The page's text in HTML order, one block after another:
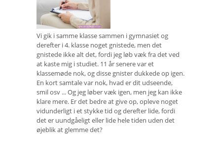
Vi gik i samme klasse sammen i gymnasiet og
derefter i 4. klasse noget gnistede, men det
gnistede ikke alt det, fordi jeg løb væk fra det ved
at kaste mig i studiet. 11 år senere var et
klassemøde nok, og disse gnister dukkede op igen.
En kort samtale var nok, hvad er dit udseende,
smil osv ... Og jeg løber væk igen, men jeg kan ikke
klare mere. Er det bedre at give op, opleve noget
vidunderligt i et stykke tid og derefter lide, fordi
det er uundgåeligt eller lide hele tiden uden det
øjeblik at glemme det?